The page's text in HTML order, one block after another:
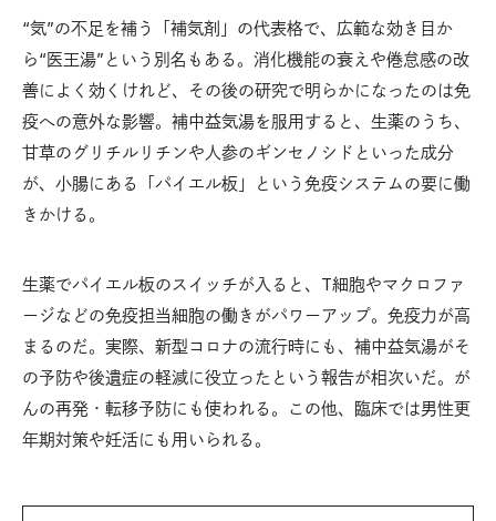
“気”の不足を補う「補気剤」の代表格で、広範な効き目か
ら“医王湯”という別名もある。消化機能の衰えや倦怠感の改
善によく効くけれど、その後の研究で明らかになったのは免
疫への意外な影響。補中益気湯を服用すると、生薬のうち、
甘草のグリチルリチンや人参のギンセノシドといった成分
が、小腸にある「パイエル板」という免疫システムの要に働
きかける。
生薬でパイエル板のスイッチが入ると、T細胞やマクロファ
ージなどの免疫担当細胞の働きがパワーアップ。免疫力が高
まるのだ。実際、新型コロナの流行時にも、補中益気湯がそ
の予防や後遺症の軽減に役立ったという報告が相次いだ。が
んの再発・転移予防にも使われる。この他、臨床では男性更
年期対策や妊活にも用いられる。